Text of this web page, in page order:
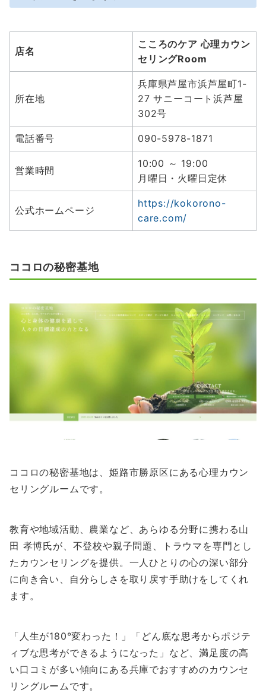
店名
こころのケア 心理カウン
セリングRoom
所在地
兵庫県芦屋市浜芦屋町1-
27 サニーコート浜芦屋
302号
電話番号 090-5978-1871
営業時間
10:00 ～ 19:00
月曜日・火曜日定休
公式ホームページ
https://kokorono-
care.com/
ココロの秘密基地
ココロの秘密基地は、姫路市勝原区にある心理カウン
セリングルームです。
教育や地域活動、農業など、あらゆる分野に携わる山
田 孝博氏が、不登校や親子問題、トラウマを専門とし
たカウンセリングを提供。一人ひとりの心の深い部分
に向き合い、自分らしさを取り戻す手助けをしてくれ
ます。
「人生が180°変わった！」「どん底な思考からポジテ
ィブな思考ができるようになった」など、満足度の高
い口コミが多い傾向にある兵庫でおすすめのカウンセ
リングルームです。